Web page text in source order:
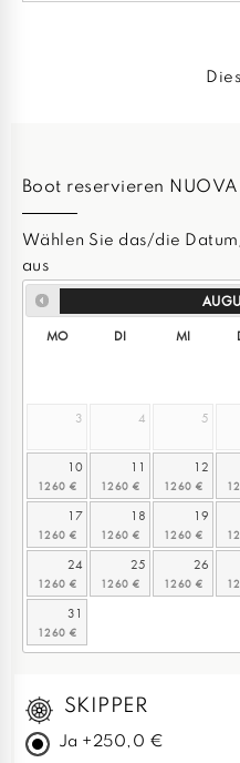
Boot reservieren
Wählen Sie das/die
aus
MO DI MI
3 4 5
10 11 12
17 18 19
24 25 26
31
SKIPPER
Ja +250,0 €